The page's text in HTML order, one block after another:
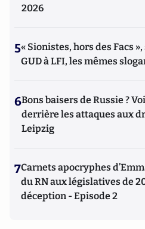
2026
5« Sionistes, hors des Facs
GUD à LFI, les mêmes
6Bons baisers de Russie ?
derrière les attaques aux
Leipzig
7Carnets apocryphes
du RN aux législatives de
déception - Episode 2